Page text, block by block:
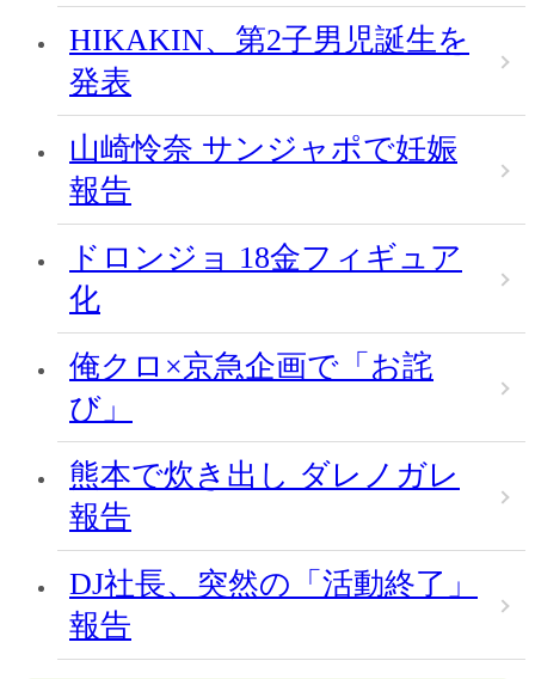
HIKAKIN、第2子男児誕生を
発表
山崎怜奈 サンジャポで妊娠
報告
ドロンジョ 18金フィギュア
化
俺クロ×京急企画で「お詫
び」
熊本で炊き出し ダレノガレ
報告
DJ社長、突然の「活動終了」
報告